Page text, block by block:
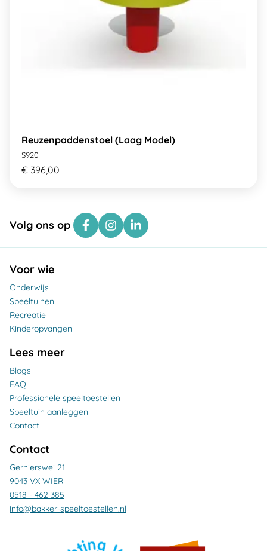
Reuzenpaddenstoel (Laag Model)
S920
€ 396,00
Volg ons op
Voor wie
Onderwijs
Speeltuinen
Recreatie
Kinderopvangen
Lees meer
Blogs
FAQ
Professionele speeltoestellen
Speeltuin aanleggen
Contact
Contact
Gernierswei 21
9043 VX WIER
0518 - 462 385
info@bakker-speeltoestellen.nl